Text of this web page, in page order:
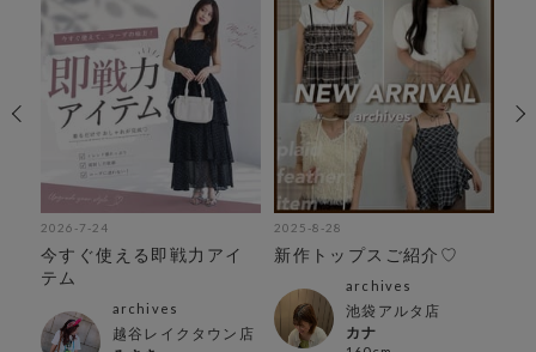
2026-7-24
今すぐ使える即戦力アイ
テム
archives
越谷レイクタウン店
2025-8-28
新作トップスご紹介♡
archives
池袋アルタ店
カナ